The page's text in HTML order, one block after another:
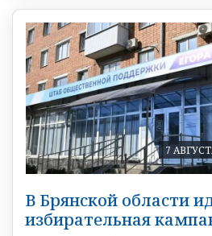
7
В Брянской области
избирательная